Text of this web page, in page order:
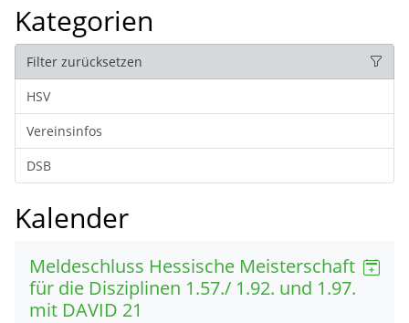
Kategorien
Filter zurücksetzen
HSV
Vereinsinfos
DSB
Kalender
Meldeschluss Hessische Meisterschaft
für die Disziplinen 1.57./ 1.92. und 1.97.
mit DAVID 21